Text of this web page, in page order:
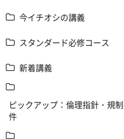
今イチオシの講義
スタンダード必修コース
新着講義
ピックアップ：倫理指針・規
件